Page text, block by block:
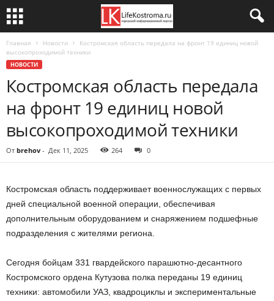
Главная Новости
Костромская область передала на фронт 19 единиц новой
высокопроходимой техники
НОВОСТИ
Костромская область передала
на фронт 19 единиц новой
высокопроходимой техники
От brehov - Дек 11, 2025 264 0
Костромская область поддерживает военнослужащих с первых
дней специальной военной операции, обеспечивая
дополнительным оборудованием и снаряжением подшефные
подразделения с жителями региона.
Сегодня бойцам 331 гвардейского парашютно-десантного
Костромского ордена Кутузова полка переданы 19 единиц
техники: автомобили УАЗ, квадроциклы и экспериментальные